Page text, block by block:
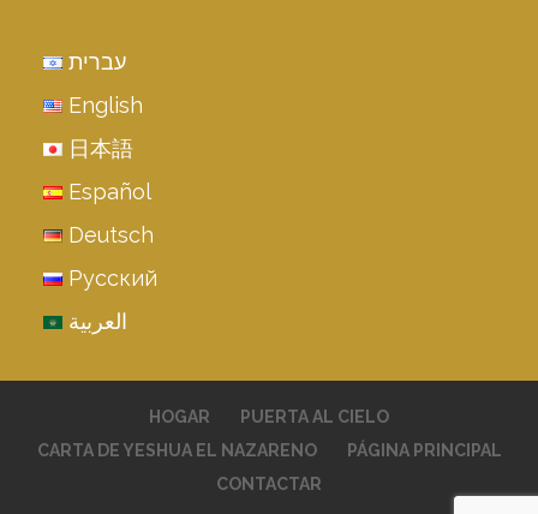
עברית
English
日本語
Español
Deutsch
Русский
العربية
HOGAR
PUERTA AL CIELO
CARTA DE YESHUA EL NAZARENO
PÁGINA PRINCIPAL
CONTACTAR